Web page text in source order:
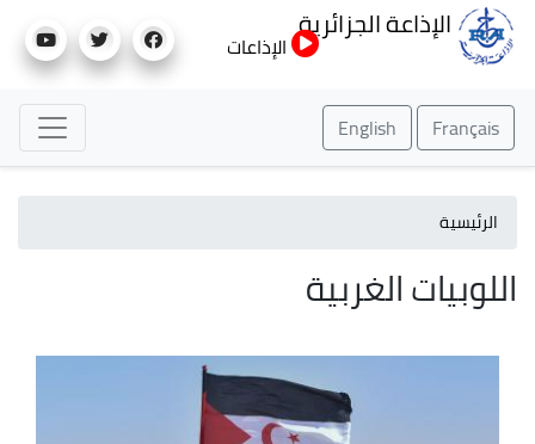
إلى
الإذاعة الجزائرية
الإذاعات
Français
English
الرئيسية
اللوبيات الغربية